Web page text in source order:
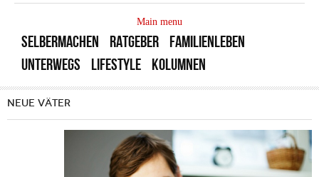
Main menu
SELBERMACHEN RATGEBER
FAMILIENLEBEN
UNTERWEGS
LIFESTYLE KOLUMNEN
NEUE VÄTER